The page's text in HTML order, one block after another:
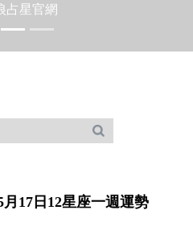
占星官網
17日12星座一週運勢